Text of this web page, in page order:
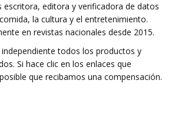
escritora, editora y verificadora de datos
la cultura y el entretenimiento.
en revistas nacionales desde 2015.
todos los productos y
Si hace clic en los enlaces que
que recibamos una compensación.